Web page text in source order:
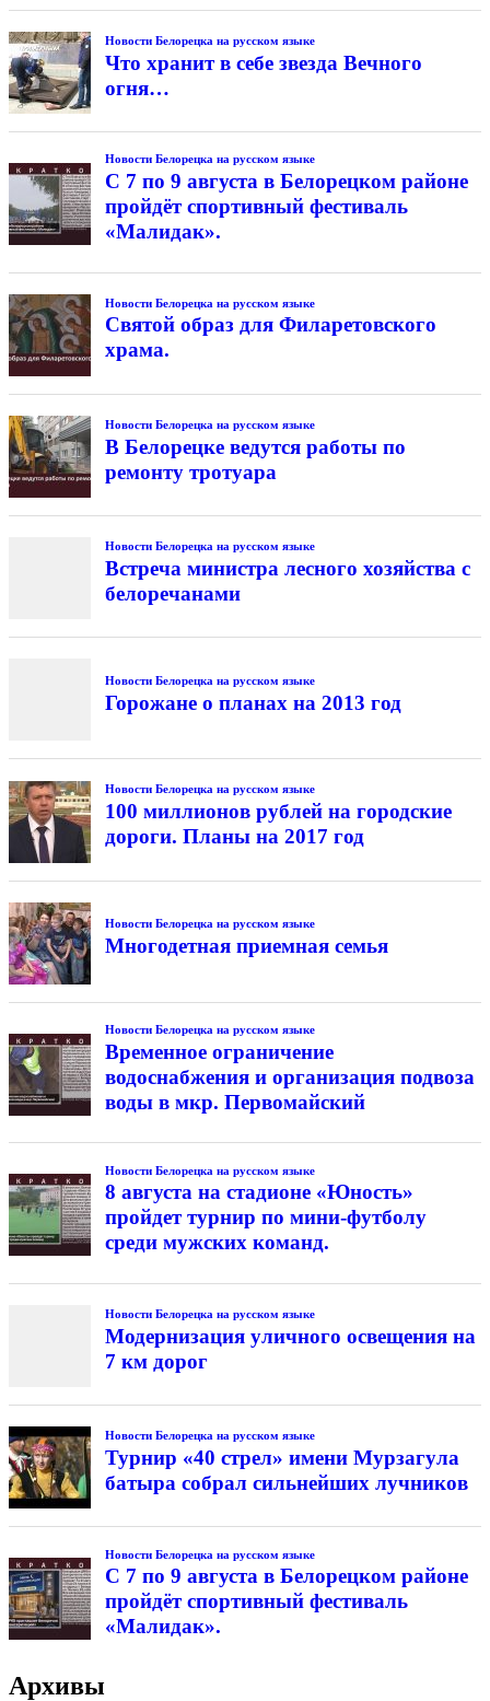
Новости Белорецка на русском языке
Что хранит в себе звезда Вечного
огня…
Новости Белорецка на русском языке
С 7 по 9 августа в Белорецком районе
пройдёт спортивный фестиваль
«Малидак».
Новости Белорецка на русском языке
Святой образ для Филаретовского
храма.
Новости Белорецка на русском языке
В Белорецке ведутся работы по
ремонту тротуара
Новости Белорецка на русском языке
Встреча министра лесного хозяйства с
белоречанами
Новости Белорецка на русском языке
Горожане о планах на 2013 год
Новости Белорецка на русском языке
100 миллионов рублей на городские
дороги. Планы на 2017 год
Новости Белорецка на русском языке
Многодетная приемная семья
Новости Белорецка на русском языке
Временное ограничение
водоснабжения и организация подвоза
воды в мкр. Первомайский
Новости Белорецка на русском языке
8 августа на стадионе «Юность»
пройдет турнир по мини-футболу
среди мужских команд.
Новости Белорецка на русском языке
Модернизация уличного освещения на
7 км дорог
Новости Белорецка на русском языке
Турнир «40 стрел» имени Мурзагула
батыра собрал сильнейших лучников
Новости Белорецка на русском языке
С 7 по 9 августа в Белорецком районе
пройдёт спортивный фестиваль
«Малидак».
Архивы